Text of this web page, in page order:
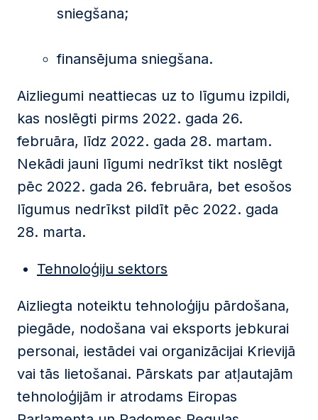
sniegšana;
finansējuma sniegšana.
Aizliegumi neattiecas uz to līgumu izpildi,
kas noslēgti pirms 2022. gada 26.
februāra, līdz 2022. gada 28. martam.
Nekādi jauni līgumi nedrīkst tikt noslēgt
pēc 2022. gada 26. februāra, bet esošos
līgumus nedrīkst pildīt pēc 2022. gada
28. marta.
Tehnoloģiju sektors
Aizliegta noteiktu tehnoloģiju pārdošana,
piegāde, nodošana vai eksports jebkurai
personai, iestādei vai organizācijai Krievijā
vai tās lietošanai. Pārskats par atļautajām
tehnoloģijām ir atrodams Eiropas